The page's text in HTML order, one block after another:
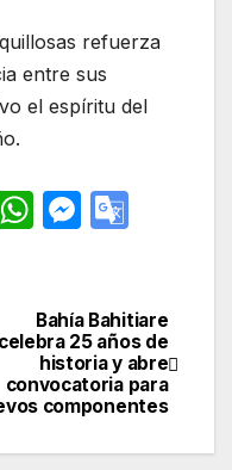
refuerza
entre sus
el espíritu del
gr
a
W
s
A
p
M
s
e
n
gl
e
Tr
Bahía Bahitiare
celebra 25 años de
historia y abre
convocatoria para
componentes